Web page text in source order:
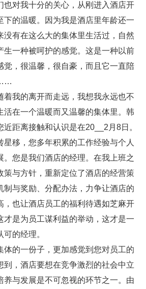
也对我十分的关心，从刚进入酒店开
下的温暖。因为我是酒店里年龄还一
没有在这么大的集体里生活过，自然
生一种被呵护的感觉。这是一种以前
觉，很温馨，很自豪，而且它一直陪
着我的离开而走远，我想我永远也不
活在一个温暖而又温馨的集体里。韩
距离接触和认识是在20__2月8日。
星移，您多年积累的工作经验与个人
。您是我们酒店的经理。在我上班之
策与方针，重新定位了酒店的经营策
制与奖励、分配办法，力争让酒店的
，也让酒店员工的福利待遇如芝麻开
才是为员工谋利益的举动，这才是一
的经理。
体的一份子，更加感觉到您对员工的
到，酒店要想在竞争激烈的社会中立
养与发展是不可忽视的环节之一。由